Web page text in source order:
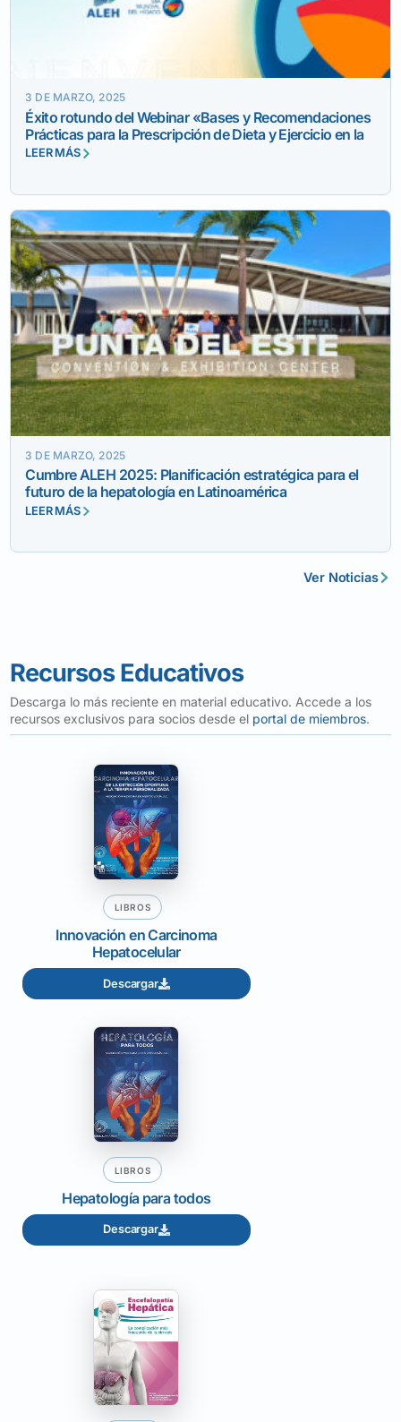
3 DE MARZO, 2025
Éxito rotundo del Webinar «Bases y Recomendaciones
Prácticas para la Prescripción de Dieta y Ejercicio en la
Esteatosis Hepática Metabólica (MASLD)»
LEER MÁS
3 DE MARZO, 2025
Cumbre ALEH 2025: Planificación estratégica para el
futuro de la hepatología en Latinoamérica
LEER MÁS
Ver Noticias
Recursos Educativos
Descarga lo más reciente en material educativo. Accede a los
recursos exclusivos para socios desde el portal de miembros.
LIBROS
Innovación en Carcinoma
Hepatocelular
Descargar
LIBROS
Hepatología para todos
Descargar